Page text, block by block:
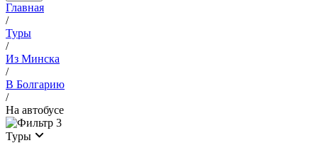
Главная
/
Туры
/
Из Минска
/
В Болгарию
/
На автобусе
3
Туры